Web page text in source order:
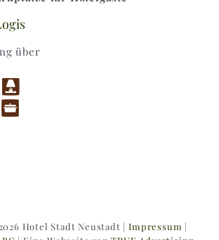
über
Hotel Stadt Neustadt |Impressum |